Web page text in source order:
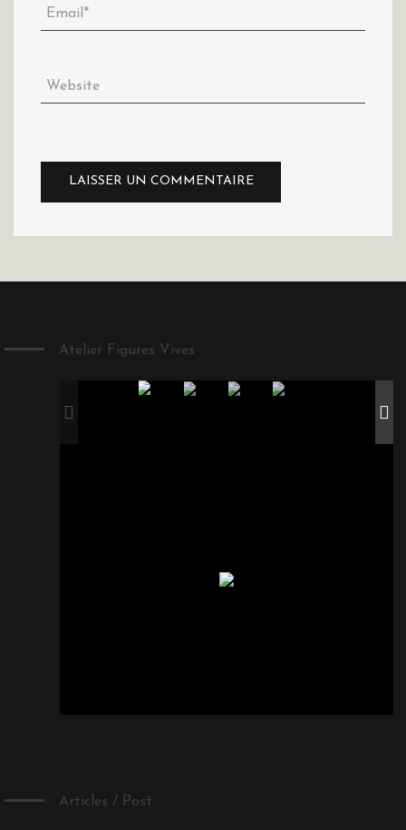
Atelier Figures Vives
Articles / Post